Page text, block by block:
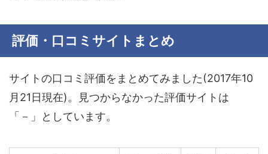
評価・口コミサイトまとめ
サイトの口コミ評価をまとめてみました(2017年10
月21日現在)。見つからなかった評価サイトは
「－」としています。